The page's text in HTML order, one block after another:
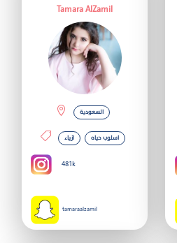
Tamara AlZamil
السعودية
ازياء اسلوب حياه
481k
tamaraalzamil